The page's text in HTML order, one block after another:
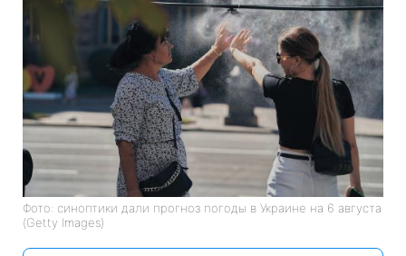
Фото: синоптики дали прогноз погоды в Украине на 6 августа
(Getty Images)